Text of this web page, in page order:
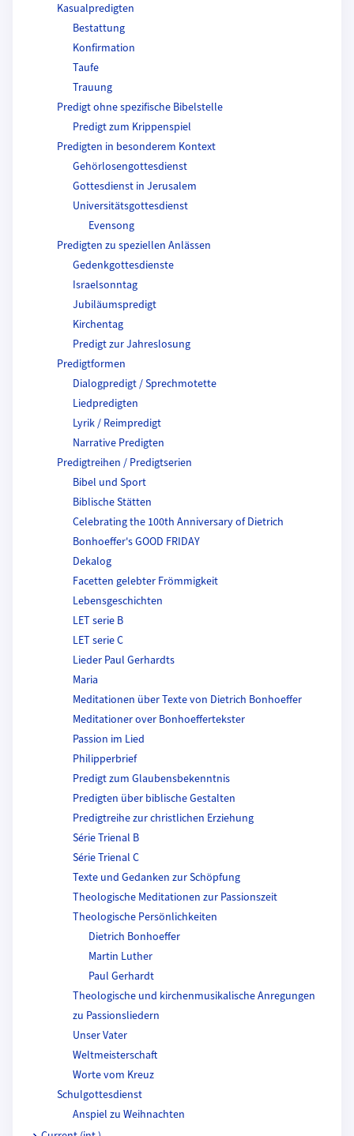
Kasualpredigten
Bestattung
Konfirmation
Taufe
Trauung
Predigt ohne spezifische Bibelstelle
Predigt zum Krippenspiel
Predigten in besonderem Kontext
Gehörlosengottesdienst
Gottesdienst in Jerusalem
Universitätsgottesdienst
Evensong
Predigten zu speziellen Anlässen
Gedenkgottesdienste
Israelsonntag
Jubiläumspredigt
Kirchentag
Predigt zur Jahreslosung
Predigtformen
Dialogpredigt / Sprechmotette
Liedpredigten
Lyrik / Reimpredigt
Narrative Predigten
Predigtreihen / Predigtserien
Bibel und Sport
Biblische Stätten
Celebrating the 100th Anniversary of Dietrich
Bonhoeffer's GOOD FRIDAY
Dekalog
Facetten gelebter Frömmigkeit
Lebensgeschichten
LET serie B
LET serie C
Lieder Paul Gerhardts
Maria
Meditationen über Texte von Dietrich Bonhoeffer
Meditationer over Bonhoeffertekster
Passion im Lied
Philipperbrief
Predigt zum Glaubensbekenntnis
Predigten über biblische Gestalten
Predigtreihe zur christlichen Erziehung
Série Trienal B
Série Trienal C
Texte und Gedanken zur Schöpfung
Theologische Meditationen zur Passionszeit
Theologische Persönlichkeiten
Dietrich Bonhoeffer
Martin Luther
Paul Gerhardt
Theologische und kirchenmusikalische Anregungen
zu Passionsliedern
Unser Vater
Weltmeisterschaft
Worte vom Kreuz
Schulgottesdienst
Anspiel zu Weihnachten